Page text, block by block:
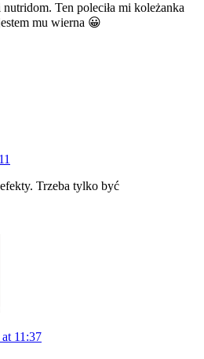
Ten poleciła mi koleżanka
mu wierna 😀
Trzeba tylko być
11:37